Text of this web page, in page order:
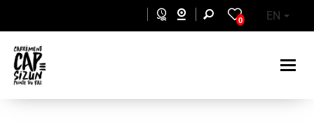
0 EN